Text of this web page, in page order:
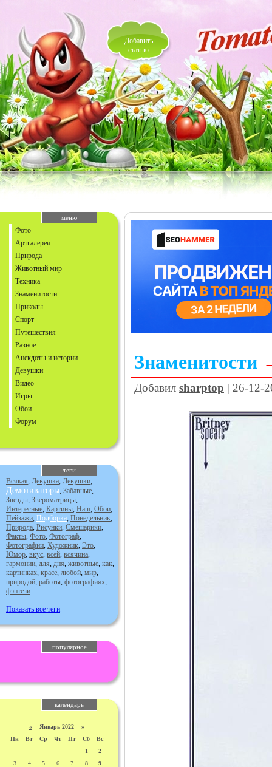
Добавить
статью
меню
Фото
Артгалерея
Природа
Животный мир
Техника
Знаменитости
Приколы
Спорт
Путешествия
Разное
Анекдоты и истории
Девушки
Видео
Игры
Обои
Форум
теги
Всякая, Девушка, Девушки,
Демотиваторы, Забавные,
Звезды, Звероматрицы,
Интересные, Картины, Наш, Обои,
Пейзажи, Подборка, Понедельник,
Природа, Рисунки, Смешарики,
Факты, Фото, Фотограф,
Фотографии, Художник, Это,
Юмор, вкус, всей, всячина,
гармонии, для, дня, животные, как,
картинках, красе, любой, мир,
природой, работы, фотографиях,
фэнтези
Показать все теги
популярное
календарь
« Январь 2022 »
Пн
Вт Ср Чт Пт Сб
Вс
1
2
3
4 5 6 7 8
9
Знаменитости
Добавил sharptop | 26-12-